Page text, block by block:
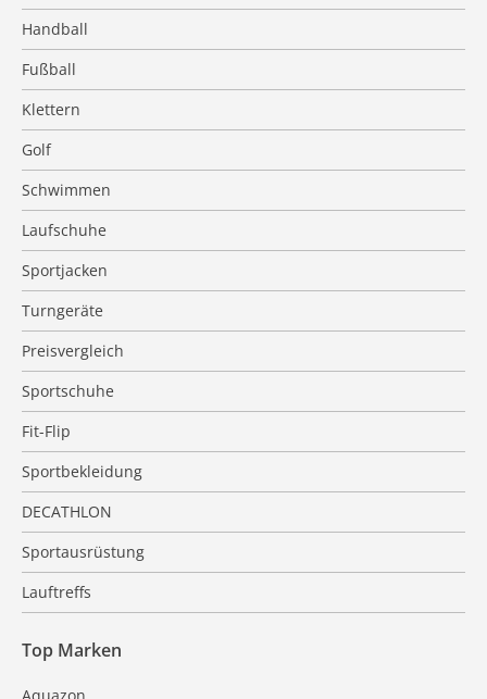
Handball
Fußball
Klettern
Golf
Schwimmen
Laufschuhe
Sportjacken
Turngeräte
Preisvergleich
Sportschuhe
Fit-Flip
Sportbekleidung
DECATHLON
Sportausrüstung
Lauftreffs
Top Marken